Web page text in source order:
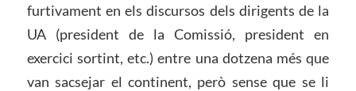
furtivament en els discursos dels dirigents de la
UA (president de la Comissió, president en
exercici sortint, etc.) entre una dotzena més que
van sacsejar el continent, però sense que se li